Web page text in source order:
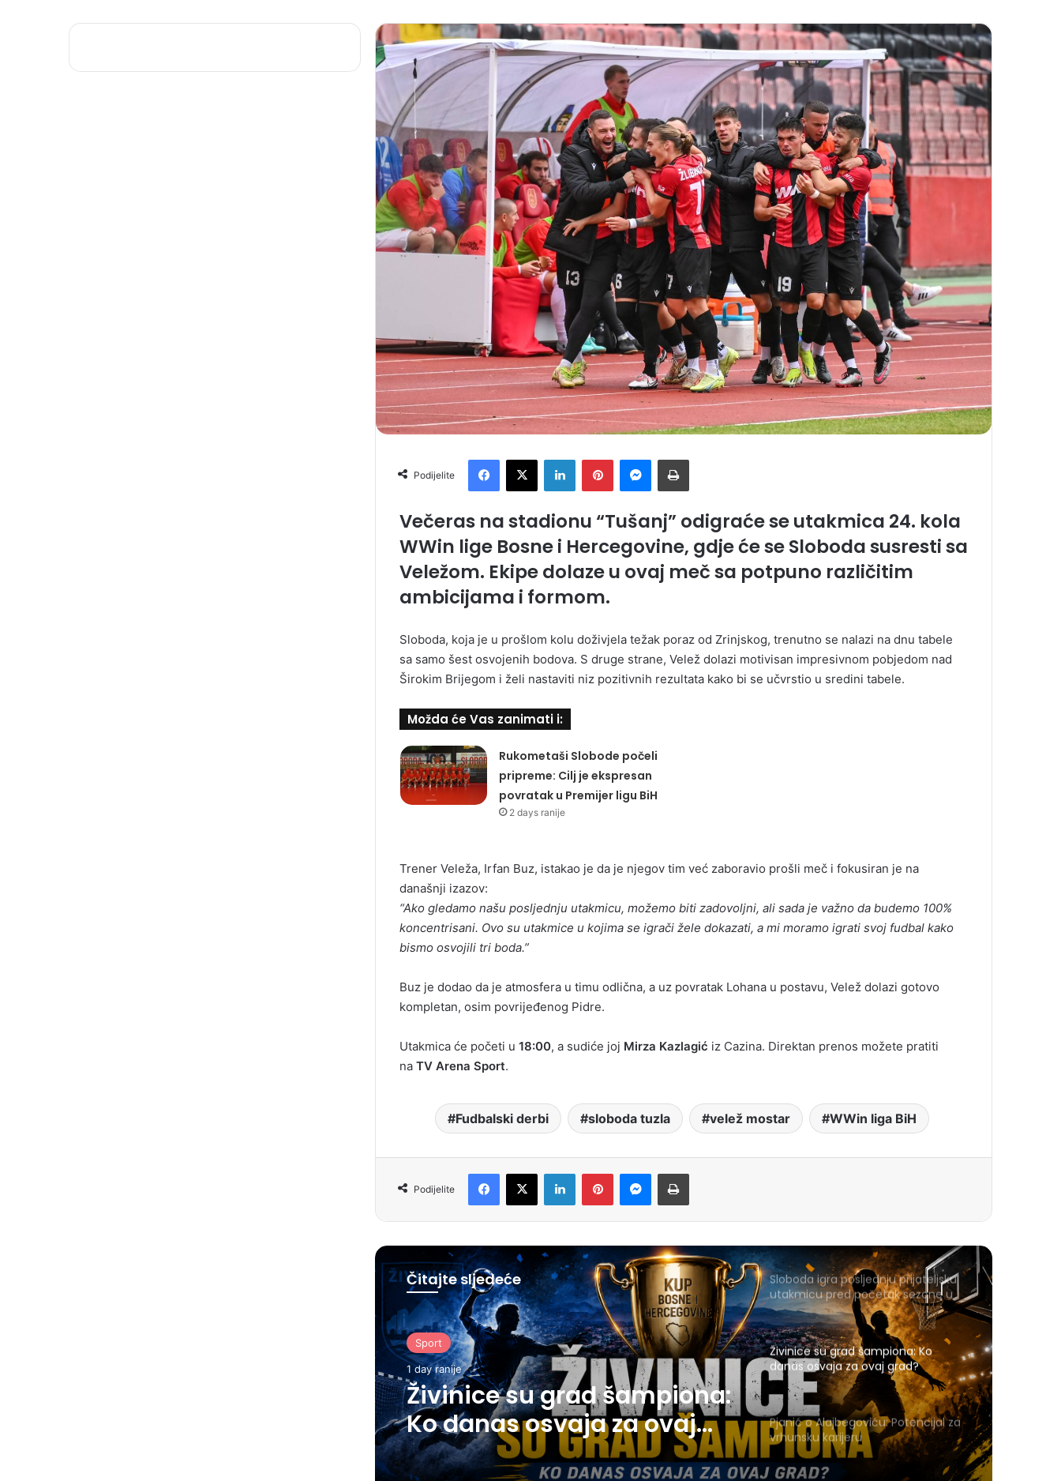
Podijelite
Večeras na stadionu “Tušanj” odigraće se utakmica 24. kola
WWin lige Bosne i Hercegovine, gdje će se Sloboda susresti sa
Veležom. Ekipe dolaze u ovaj meč sa potpuno različitim
ambicijama i formom.
Sloboda, koja je u prošlom kolu doživjela težak poraz od Zrinjskog, trenutno se nalazi na dnu tabele
sa samo šest osvojenih bodova. S druge strane, Velež dolazi motivisan impresivnom pobjedom nad
Širokim Brijegom i želi nastaviti niz pozitivnih rezultata kako bi se učvrstio u sredini tabele.
Možda će Vas zanimati i:
Rukometaši Slobode počeli
pripreme: Cilj je ekspresan
povratak u Premijer ligu BiH
2 days ranije
Trener Veleža, Irfan Buz, istakao je da je njegov tim već zaboravio prošli meč i fokusiran je na
današnji izazov:
“Ako gledamo našu posljednju utakmicu, možemo biti zadovoljni, ali sada je važno da budemo 100%
koncentrisani. Ovo su utakmice u kojima se igrači žele dokazati, a mi moramo igrati svoj fudbal kako
bismo osvojili tri boda.”
Buz je dodao da je atmosfera u timu odlična, a uz povratak Lohana u postavu, Velež dolazi gotovo
kompletan, osim povrijeđenog Pidre.
Utakmica će početi u 18:00, a sudiće joj Mirza Kazlagić iz Cazina. Direktan prenos možete pratiti
na TV Arena Sport.
Fudbalski derbi sloboda tuzla velež mostar WWin liga BiH
Podijelite
Čitajte sljedeće
Sport
1 day ranije
Živinice su grad šampiona:
Ko danas osvaja za ovaj
grad?
Sloboda igra posljednju prijateljsku
utakmicu pred početak sezone u
Gračanici
Živinice su grad šampiona: Ko
danas osvaja za ovaj grad?
Pjanić o Alajbegoviću: Potencijal za
vrhunsku karijeru